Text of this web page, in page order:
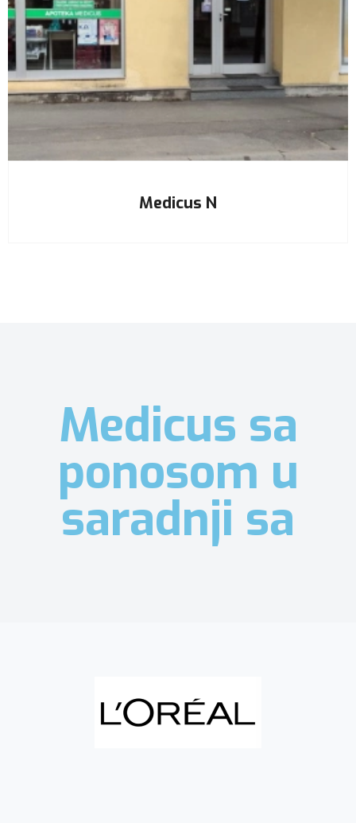
Medicus N
Medicus sa
ponosom u
saradnji sa